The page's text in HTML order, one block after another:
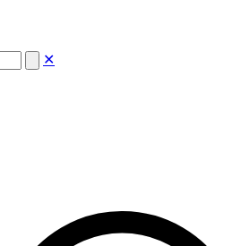
Suche
✕